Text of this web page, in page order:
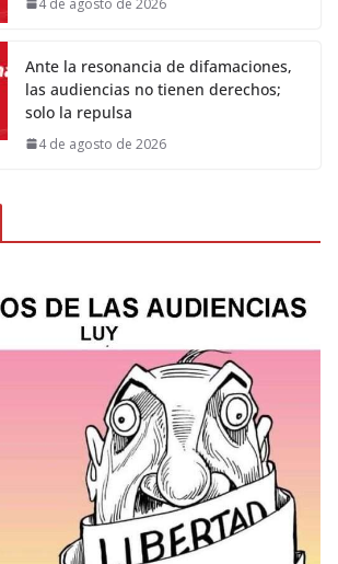
Ante la resonancia de difamaciones,
las audiencias no tienen derechos;
solo la repulsa
4 de agosto de 2026